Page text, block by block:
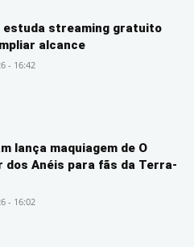
estuda streaming gratuito
alcance
- 16:42
lança maquiagem de O
dos Anéis para fãs da Terra-
- 16:02